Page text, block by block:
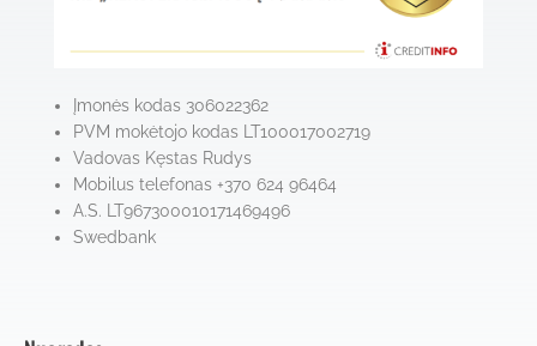
Įmonės kodas 306022362
PVM mokėtojo kodas LT100017002719
Vadovas Kęstas Rudys
Mobilus telefonas +370 624 96464
A.S. LT967300010171469496
Swedbank